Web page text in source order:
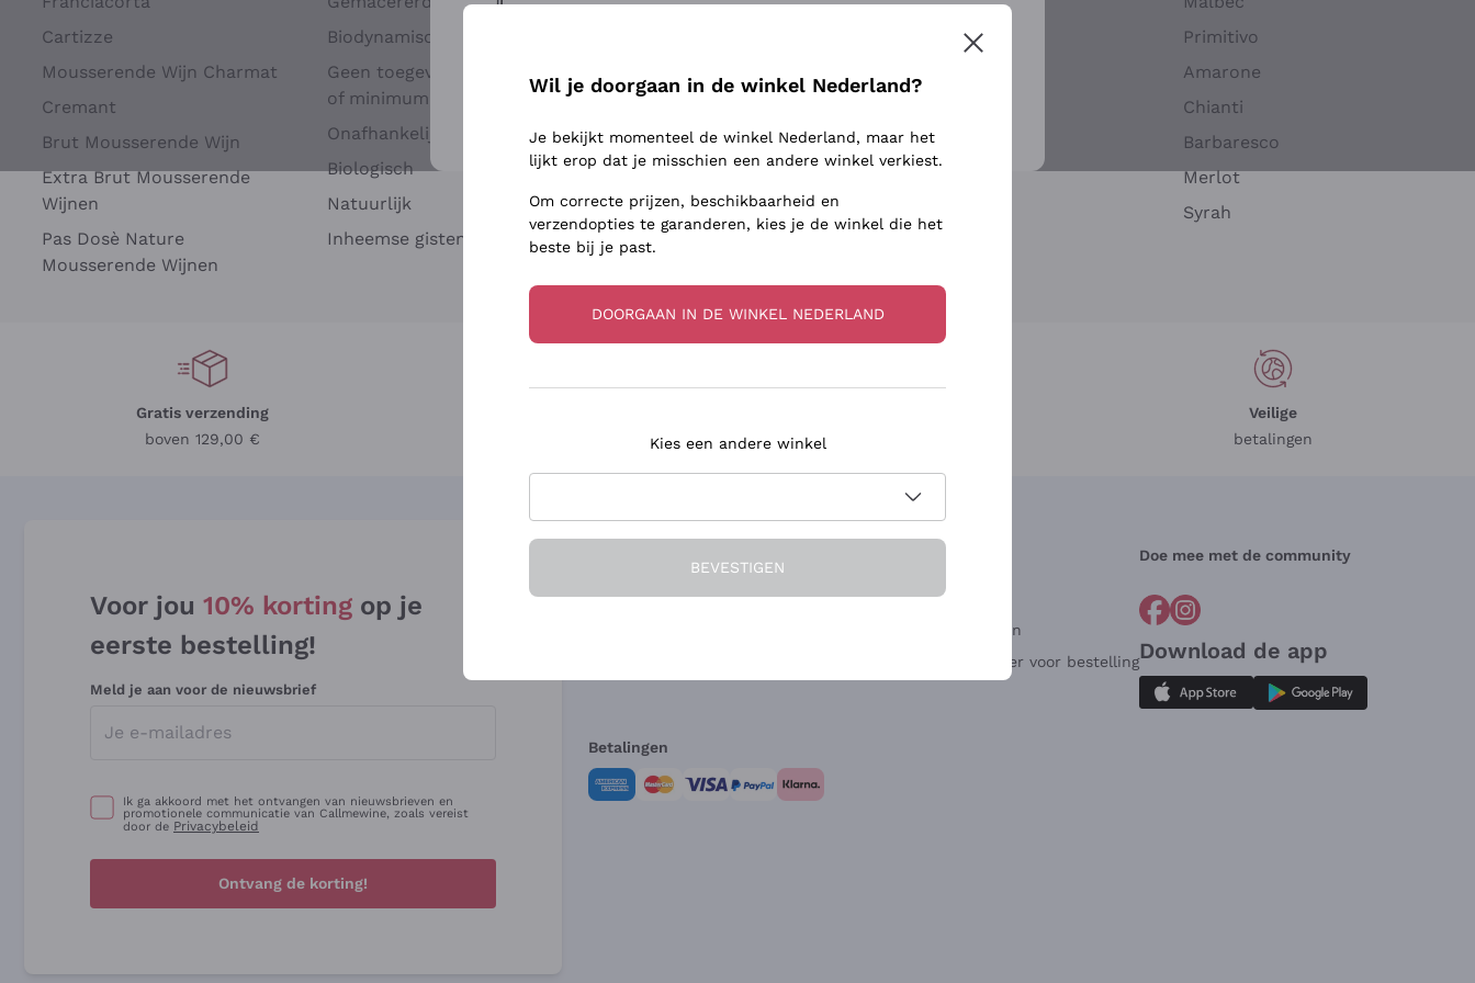
Cartizze
Mousserende Wijn Charmat
Cremant
Brut Mousserende Wijn
Extra Brut Mousserende
Wijnen
Pas Dosè Nature
Mousserende Wijnen
Biodynamisch
Geen toegevoegde sulfieten
of minimum
Onafhankelijke Wijnbouwers
Biologisch
Natuurlijk
Inheemse gisten
Argiolas
Ca' dei Frati
Chardonnay
Sauvignon
Primitivo
Amarone
Chianti
Barbaresco
Merlot
Syrah
Gratis verzending
boven 129,00 €
Veilige
betalingen
Voor jou 10% korting op je
eerste bestelling!
Meld je aan voor de nieuwsbrief
Ik ga akkoord met het ontvangen van nieuwsbrieven en
promotionele communicatie van Callmewine, zoals vereist
door de Privacybeleid
Ontvang de korting!
Over ons
Klantenservice
Verkoopvoorwaarden
Herroepingsformulier voor bestelling
Doe mee met de community
Download de app
Betalingen
Voor meer informatie, lees onzePrivacybeleid
Wil je doorgaan in de winkel Nederland?
Je bekijkt momenteel de winkel Nederland, maar het
lijkt erop dat je misschien een andere winkel verkiest.
Om correcte prijzen, beschikbaarheid en
verzendopties te garanderen, kies je de winkel die het
beste bij je past.
DOORGAAN IN DE WINKEL NEDERLAND
Kies een andere winkel
BEVESTIGEN